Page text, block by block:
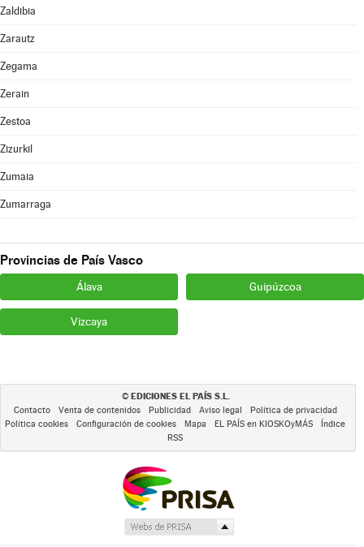
Zaldibia
Zarautz
Zegama
Zerain
Zestoa
Zizurkil
Zumaia
Zumarraga
Provincias de País Vasco
Álava Guipúzcoa
Vizcaya
© EDICIONES EL PAÍS S.L.
Contacto Venta de contenidos Publicidad Aviso legal
Política de privacidad
Política cookies
Configuración de cookies Mapa EL PAÍS en KIOSKOyMÁS
Índice
RSS